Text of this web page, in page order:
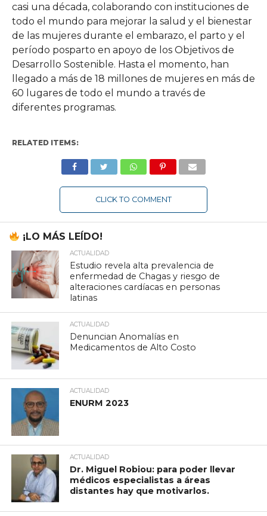
casi una década, colaborando con instituciones de
todo el mundo para mejorar la salud y el bienestar
de las mujeres durante el embarazo, el parto y el
período posparto en apoyo de los Objetivos de
Desarrollo Sostenible. Hasta el momento, han
llegado a más de 18 millones de mujeres en más de
60 lugares de todo el mundo a través de
diferentes programas.
RELATED ITEMS:
CLICK TO COMMENT
¡LO MÁS LEÍDO!
ACTUALIDAD
Estudio revela alta prevalencia de
enfermedad de Chagas y riesgo de
alteraciones cardíacas en personas
latinas
ACTUALIDAD
Denuncian Anomalías en
Medicamentos de Alto Costo
ACTUALIDAD
ENURM 2023
ACTUALIDAD
Dr. Miguel Robiou: para poder llevar
médicos especialistas a áreas
distantes hay que motivarlos.